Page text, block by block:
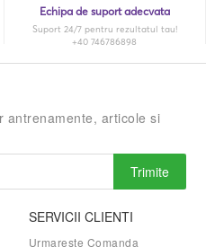
Echipa de suport adecvata
Suport 24/7 pentru rezultatul tau!
+40 746786898
antrenamente, articole si
Trimite
SERVICII CLIENTI
Urmareste Comanda